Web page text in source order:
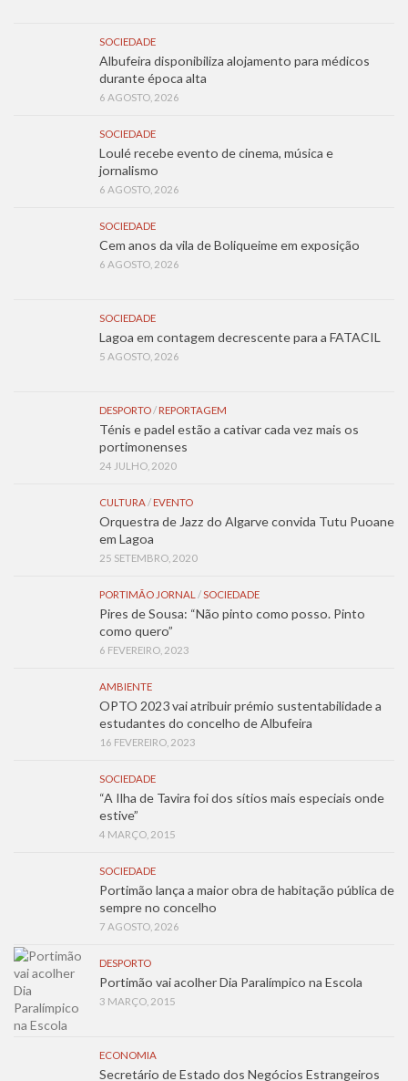
SOCIEDADE
Albufeira disponibiliza alojamento para médicos
durante época alta
6 AGOSTO, 2026
SOCIEDADE
Loulé recebe evento de cinema, música e
jornalismo
6 AGOSTO, 2026
SOCIEDADE
Cem anos da vila de Boliqueime em exposição
6 AGOSTO, 2026
SOCIEDADE
Lagoa em contagem decrescente para a FATACIL
5 AGOSTO, 2026
DESPORTO/ REPORTAGEM
Ténis e padel estão a cativar cada vez mais os
portimonenses
24 JULHO, 2020
CULTURA/ EVENTO
Orquestra de Jazz do Algarve convida Tutu Puoane
em Lagoa
25 SETEMBRO, 2020
PORTIMÃO JORNAL /SOCIEDADE
Pires de Sousa: “Não pinto como posso. Pinto
como quero”
6 FEVEREIRO, 2023
AMBIENTE
OPTO 2023 vai atribuir prémio sustentabilidade a
estudantes do concelho de Albufeira
16 FEVEREIRO, 2023
SOCIEDADE
“A Ilha de Tavira foi dos sítios mais especiais onde
estive”
4 MARÇO, 2015
SOCIEDADE
Portimão lança a maior obra de habitação pública de
sempre no concelho
7 AGOSTO, 2026
DESPORTO
Portimão vai acolher Dia Paralímpico na Escola
3 MARÇO, 2015
ECONOMIA
Secretário de Estado dos Negócios Estrangeiros